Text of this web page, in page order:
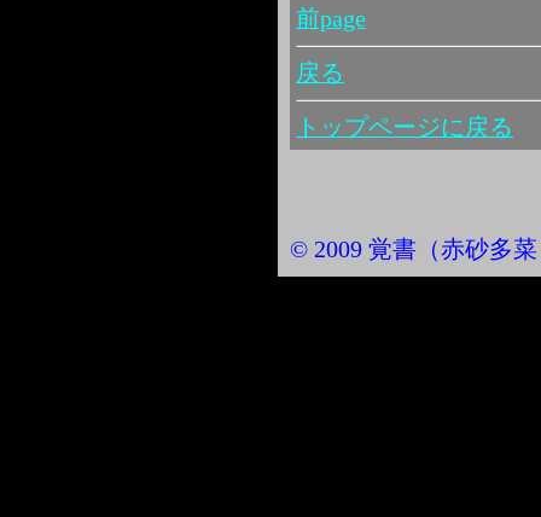
前page
戻る
トップページに戻る
© 2009 覚書（赤砂多